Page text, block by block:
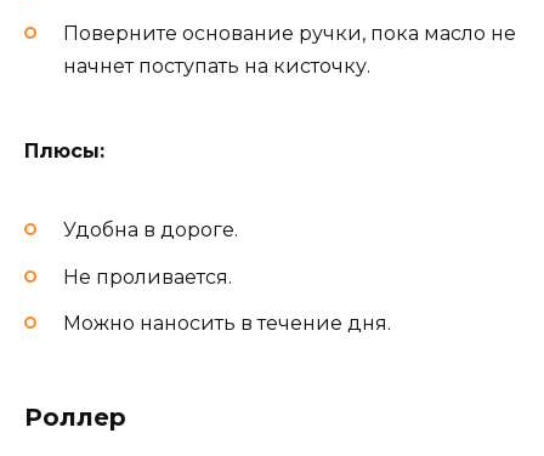
Поверните основание ручки, пока масло не
начнет поступать на кисточку.
Плюсы:
Удобна в дороге.
Не проливается.
Можно наносить в течение дня.
Роллер